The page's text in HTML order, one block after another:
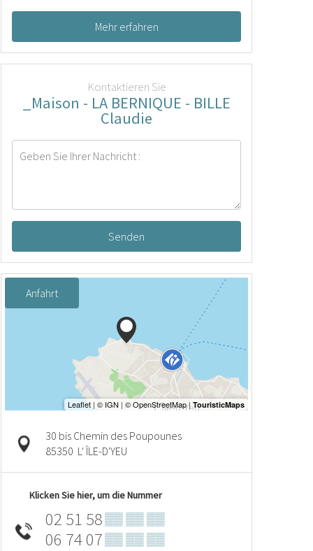
Mehr erfahren
Kontaktieren Sie
_Maison - LA BERNIQUE - BILLE
Claudie
Senden
Anfahrt
30 bis Chemin des Poupounes
85350 L' ÎLE-D'YEU
Klicken Sie hier, um die Nummer
02 51 58▒▒ ▒▒ ▒▒
06 74 07▒▒ ▒▒ ▒▒